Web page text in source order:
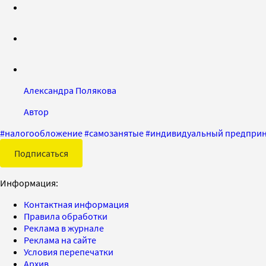
Александра Полякова
Автор
#налогообложение#самозанятые#индивидуальный
Подписаться
Информация:
Контактная информация
Правила обработки
Реклама в журнале
Реклама на сайте
Условия перепечатки